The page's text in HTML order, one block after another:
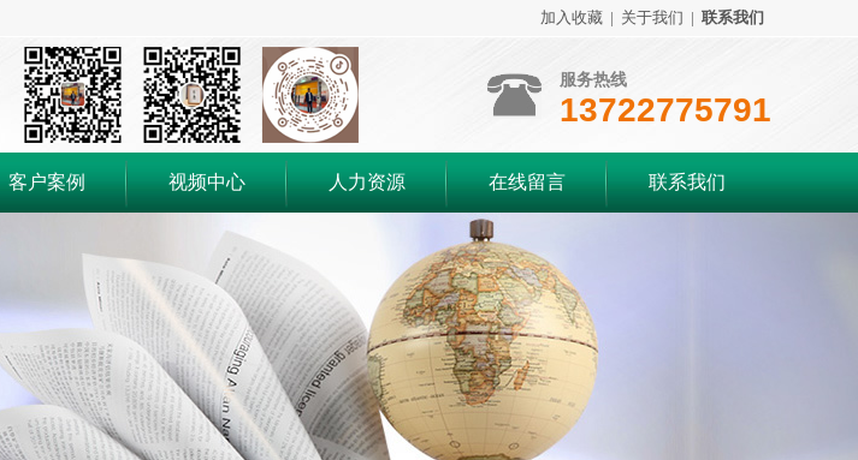
加入收藏 | 关于我们 | 联系我们
服务热线
13722775791
客户案例 视频中心 人力资源 在线留言 联系我们